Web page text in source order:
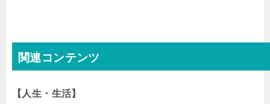
関連コンテンツ
【人生・生活】